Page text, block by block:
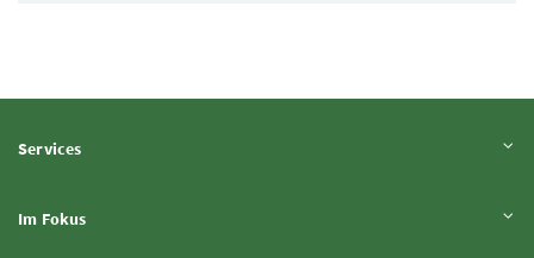
ServicesInhalt aufklappen
Im FokusInhalt aufklappen